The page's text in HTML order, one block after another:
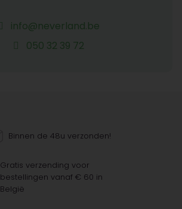
info@neverland.be
050 32 39 72
Binnen de 48u verzonden!
Gratis verzending voor
bestellingen vanaf € 60 in
België